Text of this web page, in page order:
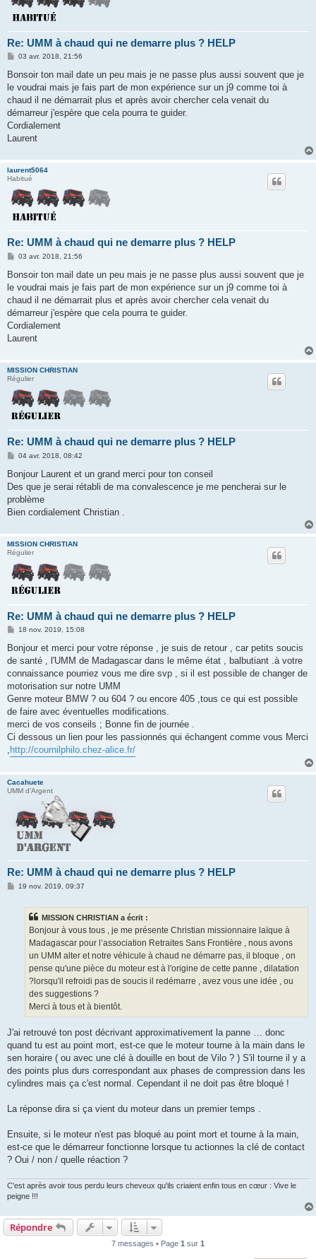
Re: UMM à chaud qui ne demarre plus ? HELP
M
s
a
g
03 avr. 2018, 21:56
Bonsoir ton mail date un peu mais je ne passe plus aussi souvent que je
le voudrai mais je fais part de mon expérience sur un j9 comme toi à
chaud il ne démarrait plus et après avoir chercher cela venait du
démarreur j'espère que cela pourra te guider.
Cordialement
Laurent
laurent5064
Habitué
Re: UMM à chaud qui ne demarre plus ? HELP
M
s
a
g
03 avr. 2018, 21:56
Bonsoir ton mail date un peu mais je ne passe plus aussi souvent que je
le voudrai mais je fais part de mon expérience sur un j9 comme toi à
chaud il ne démarrait plus et après avoir chercher cela venait du
démarreur j'espère que cela pourra te guider.
Cordialement
Laurent
MISSION CHRISTIAN
Régulier
Re: UMM à chaud qui ne demarre plus ? HELP
M
s
a
g
04 avr. 2018, 08:42
Bonjour Laurent et un grand merci pour ton conseil
Des que je serai rétabli de ma convalescence je me pencherai sur le
problème
Bien cordialement Christian .
MISSION CHRISTIAN
Régulier
Re: UMM à chaud qui ne demarre plus ? HELP
M
s
a
g
18 nov. 2019, 15:08
Bonjour et merci pour votre réponse , je suis de retour , car petits soucis
de santé , l'UMM de Madagascar dans le même état , balbutiant .à votre
connaissance pourriez vous me dire svp , si il est possible de changer de
motorisation sur notre UMM
Genre moteur BMW ? ou 604 ? ou encore 405 ,tous ce qui est possible
de faire avec éventuelles modifications.
merci de vos conseils ; Bonne fin de journée .
Ci dessous un lien pour les passionnés qui échangent comme vous Merci
, http://cournilphilo.chez-alice.fr/
Cacahuete
UMM d'Argent
Re: UMM à chaud qui ne demarre plus ? HELP
M19 nov. 2019, 09:37
MISSION CHRISTIAN a écrit :
Bonjour à vous tous , je me présente Christian missionnaire laïque à
Madagascar pour l’association Retraites Sans Frontière , nous avons
un UMM alter et notre véhicule à chaud ne démarre pas, il bloque , on
pense qu'une pièce du moteur est à l'origine de cette panne , dilatation
?lorsqu'il refroidi pas de soucis il redémarre , avez vous une idée , ou
des suggestions ?
Merci à tous et à bientôt.
J'ai retrouvé ton post décrivant approximativement la panne … donc
quand tu est au point mort, est-ce que le moteur tourne à la main dans le
sen horaire ( ou avec une clé à douille en bout de Vilo ? ) S'il tourne il y a
des points plus durs correspondant aux phases de compression dans les
cylindres mais ça c'est normal. Cependant il ne doit pas être bloqué !
La réponse dira si ça vient du moteur dans un premier temps .
Ensuite, si le moteur n'est pas bloqué au point mort et tourne à la main,
est-ce que le démarreur fonctionne lorsque tu actionnes la clé de contact
? Oui / non / quelle réaction ?
C'est après avoir tous perdu leurs cheveux qu'ils criaient enfin tous en cœur : Vive le
peigne !!!
Répondre
7 messages • Page 1 sur 1